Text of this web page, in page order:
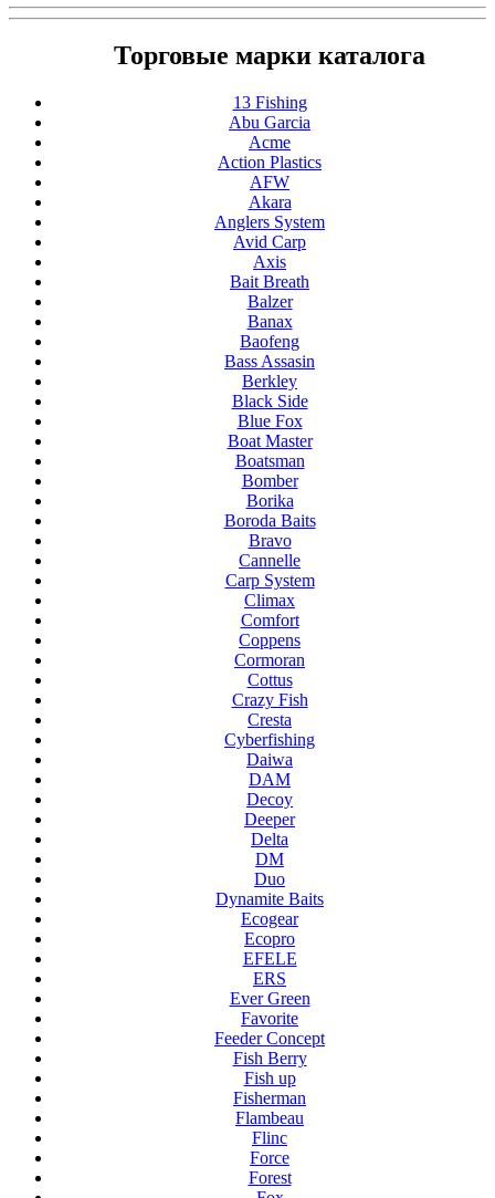
Торговые марки каталога
13 Fishing
Abu Garcia
Acme
Action Plastics
AFW
Akara
Anglers System
Avid Carp
Axis
Bait Breath
Balzer
Banax
Baofeng
Bass Assasin
Berkley
Black Side
Blue Fox
Boat Master
Boatsman
Bomber
Borika
Boroda Baits
Bravo
Cannelle
Carp System
Climax
Comfort
Coppens
Cormoran
Cottus
Crazy Fish
Cresta
Cyberfishing
Daiwa
DAM
Decoy
Deeper
Delta
DM
Duo
Dynamite Baits
Ecogear
Ecopro
EFELE
ERS
Ever Green
Favorite
Feeder Concept
Fish Berry
Fish up
Fisherman
Flambeau
Flinc
Force
Forest